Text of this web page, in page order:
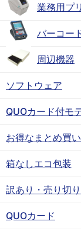
業務用プ
バーコー
周辺機器
ソフトウェア
QUOカード付モ
お得なまとめ買い
箱なしエコ包装
訳あり・売り切
QUOカード